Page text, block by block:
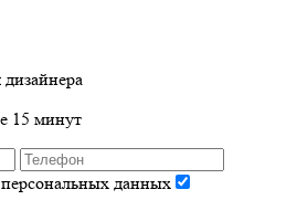
дизайнера
15 минут
данных